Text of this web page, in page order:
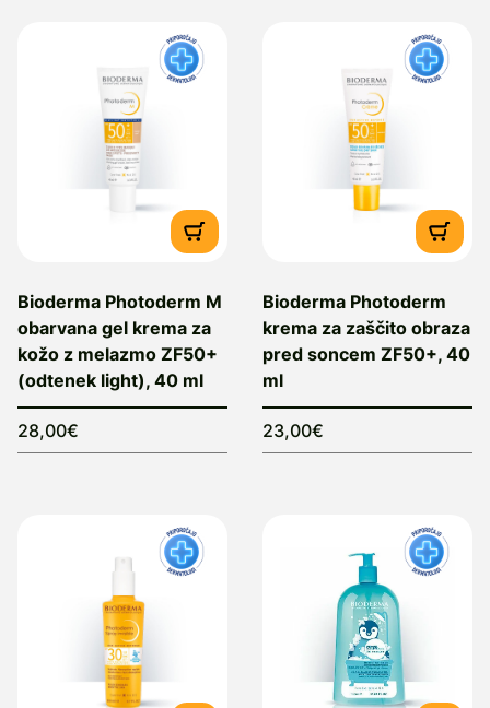
Bioderma Photoderm M
obarvana gel krema za
kožo z melazmo ZF50+
(odtenek light), 40 ml
28,00€
Bioderma Photoderm
krema za zaščito obraza
pred soncem ZF50+, 40
ml
23,00€